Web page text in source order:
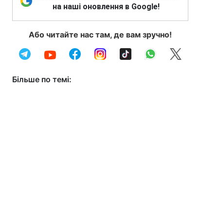
на наші оновлення в Google!
Або читайте нас там, де вам зручно!
Більше по темі: